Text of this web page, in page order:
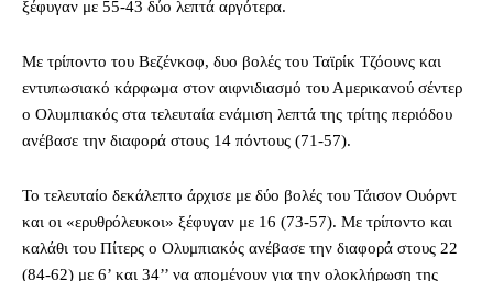
ξέφυγαν με 55-43 δύο λεπτά αργότερα.
Με τρίποντο του Βεζένκοφ, δυο βολές του Ταϊρίκ Τζόουνς και
εντυπωσιακό κάρφωμα στον αιφνιδιασμό του Αμερικανού σέντερ
ο Ολυμπιακός στα τελευταία ενάμιση λεπτά της τρίτης περιόδου
ανέβασε την διαφορά στους 14 πόντους (71-57).
Το τελευταίο δεκάλεπτο άρχισε με δύο βολές του Τάισον Ουόρντ
και οι «ερυθρόλευκοι» ξέφυγαν με 16 (73-57). Με τρίποντο και
καλάθι του Πίτερς ο Ολυμπιακός ανέβασε την διαφορά στους 22
(84-62) με 6’ και 34’’ να απομένουν για την ολοκλήρωση της